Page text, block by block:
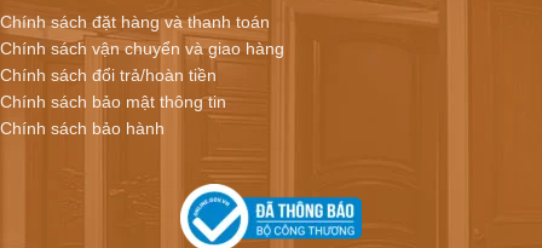
Chính sách đặt hàng và thanh toán
Chính sách vận chuyển và giao hàng
Chính sách đổi trả/hoàn tiền
Chính sách bảo mật thông tin
Chính sách bảo hành